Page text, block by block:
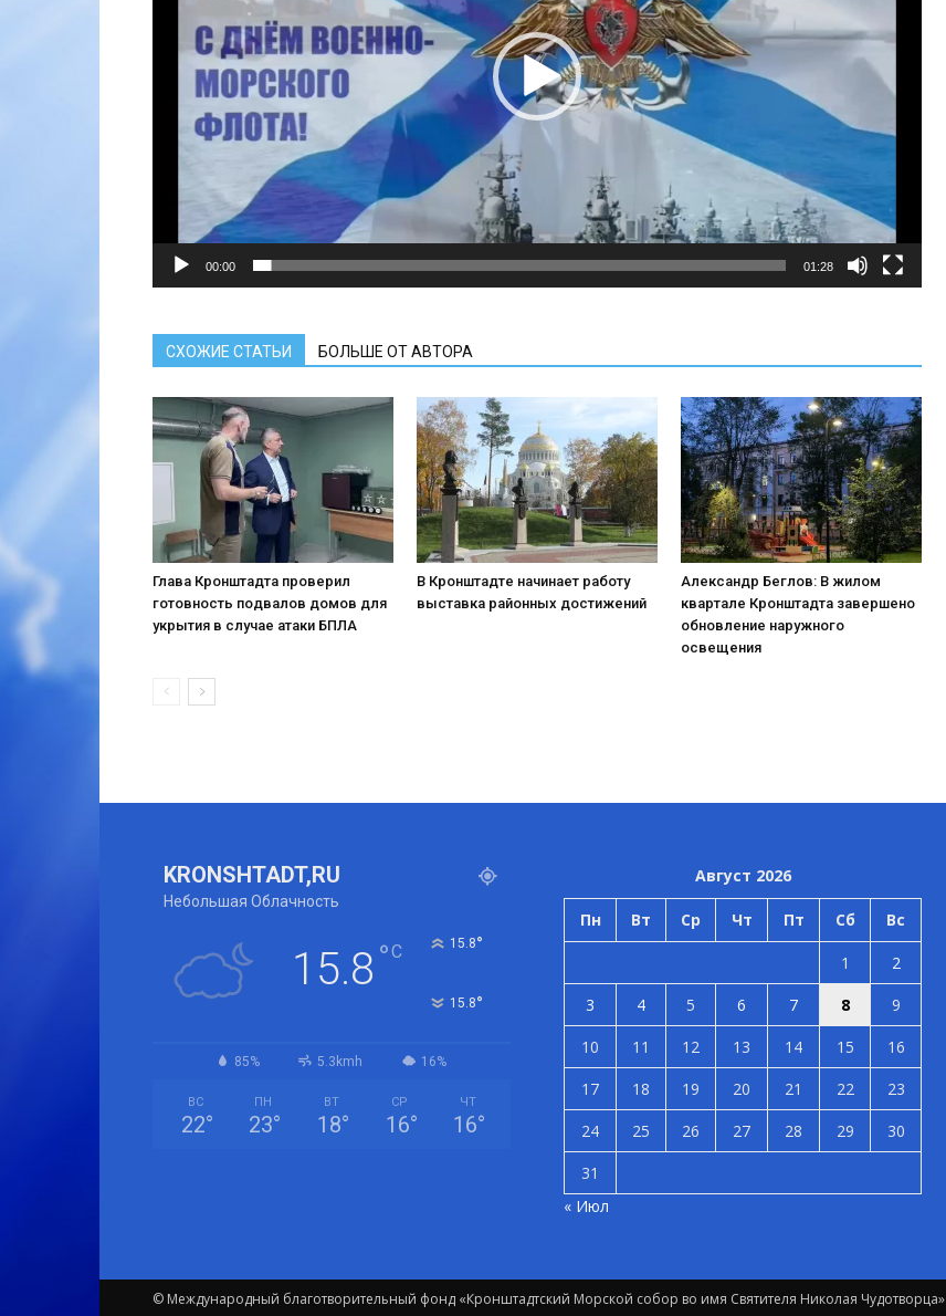
00:00 01:28
СХОЖИЕ СТАТЬИ БОЛЬШЕ ОТ АВТОРА
Глава Кронштадта проверил
готовность подвалов домов для
укрытия в случае атаки БПЛА
В Кронштадте начинает работу
выставка районных достижений
Александр Беглов: В жилом
квартале Кронштадта завершено
обновление наружного
освещения
KRONSHTADT,RU
Небольшая Облачность
15.8 °C 15.8°
15.8°
85% 5.3kmh 16%
ВС
22°
ПН
23°
ВТ
18°
СР
16°
ЧТ
16°
Август 2026
Пн Вт Ср Чт Пт Сб Вс
1
2
3
4 5 6 7 8
9
10
11 12 13 14 15
16
17
18 19 20 21 22
23
24
25 26 27 28 29
30
31
« Июл
© Международный благотворительный фонд «Кронштадтский Морской собор во имя Святителя Николая Чудотворца»